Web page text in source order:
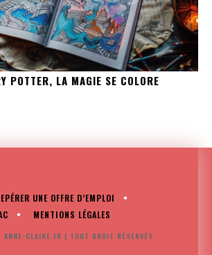
POTTER, LA MAGIE SE COLORE
UNE OFFRE D’EMPLOI
MENTIONS LÉGALES
ANNE-CLAIRE.FR | TOUT DROIT RÉSERVÉS